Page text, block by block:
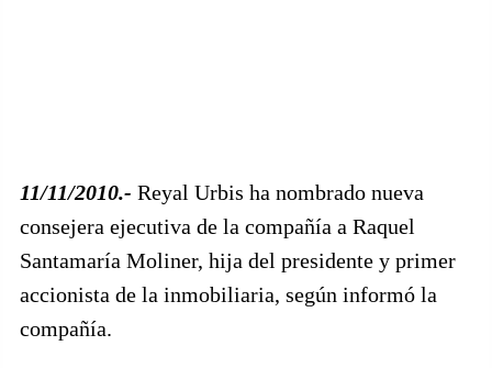
11/11/2010.- Reyal Urbis ha nombrado nueva
consejera ejecutiva de la compañía a Raquel
Santamaría Moliner, hija del presidente y primer
accionista de la inmobiliaria, según informó la
compañía.